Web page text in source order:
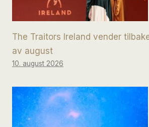
The Traitors Ireland vender
av august
10. august 2026